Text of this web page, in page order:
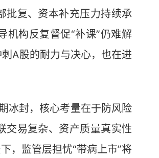
批复、资本补充压力持续承
机构反复督促“补课”仍难解
A股的耐力与决心，也在进
封，核心考量在于防风险
交易复杂、资产质量真实性
，监管层担忧“带病上市”将